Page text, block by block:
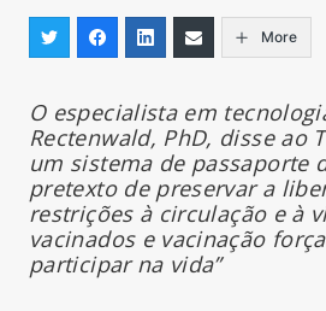
More
O especialista em
Rectenwald, PhD, disse ao
um sistema de passaporte
pretexto de preservar a
restrições à circulação e à
vacinados e vacinação
participar na vida”